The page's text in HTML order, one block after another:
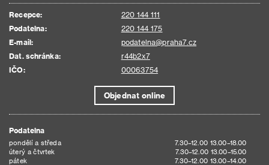
Recepce:
220 144 111
Podatelna:
220 144 175
E-mail:
podatelna@praha7.cz
Dat. schránka:
r44b2x7
IČO:
00063754
Objednat online
Podatelna
pondělí a středa
7.30–12.00 13.00–18.00
úterý a čtvrtek
7.30–12.00 13.00–15.00
pátek
7.30–12.00 13.00–14.00